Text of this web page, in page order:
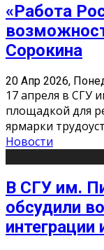
«Работа
Сорокина
20 Апр 2026,
17 апреля в СГУ
площадкой для
ярмарки
Новости
В СГУ им.
обсудили
интеграции